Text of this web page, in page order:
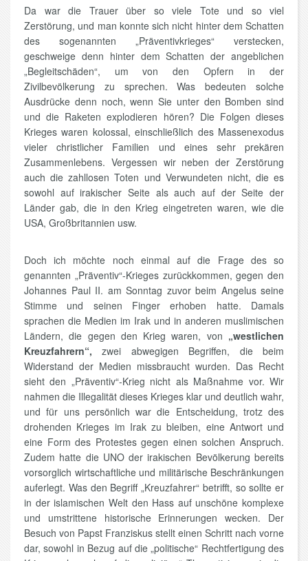
Da war die Trauer über so viele Tote und so viel
Zerstörung, und man konnte sich nicht hinter dem Schatten
des sogenannten „Präventivkrieges“ verstecken,
geschweige denn hinter dem Schatten der angeblichen
„Begleitschäden“, um von den Opfern in der
Zivilbevölkerung zu sprechen. Was bedeuten solche
Ausdrücke denn noch, wenn Sie unter den Bomben sind
und die Raketen explodieren hören? Die Folgen dieses
Krieges waren kolossal, einschließlich des Massenexodus
vieler christlicher Familien und eines sehr prekären
Zusammenlebens. Vergessen wir neben der Zerstörung
auch die zahllosen Toten und Verwundeten nicht, die es
sowohl auf irakischer Seite als auch auf der Seite der
Länder gab, die in den Krieg eingetreten waren, wie die
USA, Großbritannien usw.
Doch ich möchte noch einmal auf die Frage des so
genannten „Präventiv“-Krieges zurückkommen, gegen den
Johannes Paul II. am Sonntag zuvor beim Angelus seine
Stimme und seinen Finger erhoben hatte. Damals
sprachen die Medien im Irak und in anderen muslimischen
Ländern, die gegen den Krieg waren, von „westlichen
Kreuzfahrern“, zwei abwegigen Begriffen, die beim
Widerstand der Medien missbraucht wurden. Das Recht
sieht den „Präventiv“-Krieg nicht als Maßnahme vor. Wir
nahmen die Illegalität dieses Krieges klar und deutlich wahr,
und für uns persönlich war die Entscheidung, trotz des
drohenden Krieges im Irak zu bleiben, eine Antwort und
eine Form des Protestes gegen einen solchen Anspruch.
Zudem hatte die UNO der irakischen Bevölkerung bereits
vorsorglich wirtschaftliche und militärische Beschränkungen
auferlegt. Was den Begriff „Kreuzfahrer“ betrifft, so sollte er
in der islamischen Welt den Hass auf unschöne komplexe
und umstrittene historische Erinnerungen wecken. Der
Besuch von Papst Franziskus stellt einen Schritt nach vorne
dar, sowohl in Bezug auf die „politische“ Rechtfertigung des